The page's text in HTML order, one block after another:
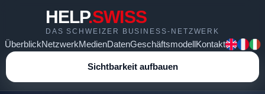
HELP.SWISS
DAS SCHWEIZER BUSINESS-NETZWERK
ÜberblickNetzwerkMedienDatenGeschäftsmodellKontakt
Sichtbarkeit aufbauen